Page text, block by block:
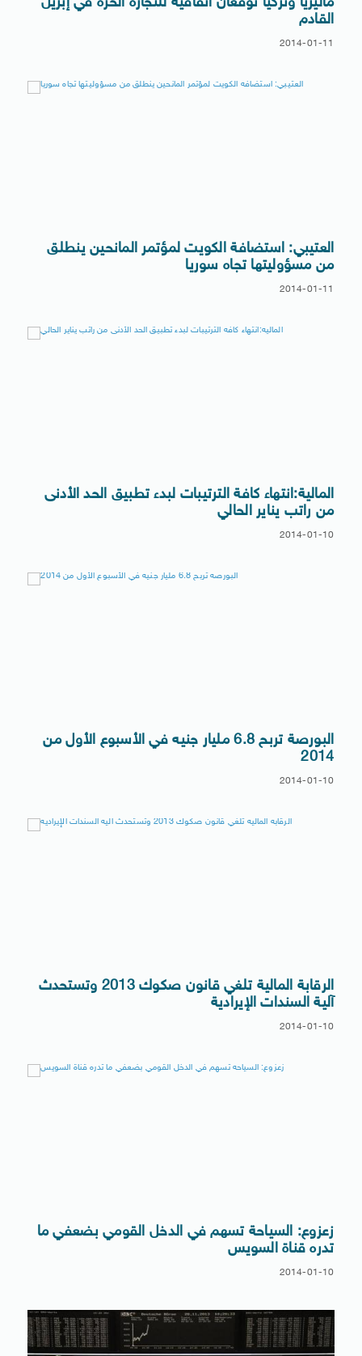
القادم
2014-01-11
العتيبي: استضافة الكويت لمؤتمر المانحين ينطلق
من مسؤوليتها تجاه سوريا
2014-01-11
المالية:انتهاء كافة الترتيبات لبدء تطبيق الحد الأدنى
من راتب يناير الحالي
2014-01-10
البورصة تربح 6.8 مليار جنيه في الأسبوع الأول من
2014
2014-01-10
الرقابة المالية تلغي قانون صكوك 2013 وتستحدث
آلية السندات الإيرادية
2014-01-10
زعزوع: السياحة تسهم في الدخل القومي بضعفي ما
تدره قناة السويس
2014-01-10